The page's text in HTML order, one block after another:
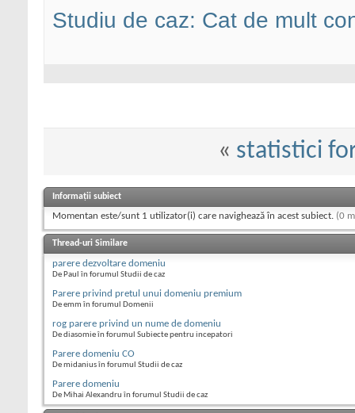
Studiu de caz: Cat de mult
« statistici
Informații subiect
Momentan este/sunt 1 utilizator(i) care navighează în acest subiect. (0
Thread-uri Similare
parere dezvoltare domeniu
De Paul în forumul Studii de caz
Parere privind pretul unui domeniu premium
De emm în forumul Domenii
rog parere privind un nume de domeniu
De diasomie în forumul Subiecte pentru incepatori
Parere domeniu CO
De midanius în forumul Studii de caz
Parere domeniu
De Mihai Alexandru în forumul Studii de caz